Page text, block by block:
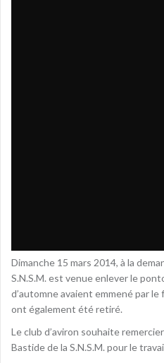
Dimanche 15 mars 2014, à la
S.N.S.M. est venue enlever le
d’automne avaient emmené par
ont également été retiré.
Le club d’aviron souhaite
Bastide de la S.N.S.M. pour le